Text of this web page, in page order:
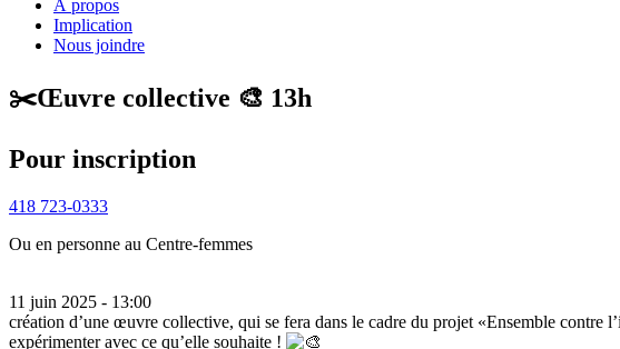
À propos
Implication
Nous joindre
✂️Œuvre collective 🎨 13h
Pour inscription
418 723-0333
Ou en personne au Centre-femmes
11 juin 2025 - 13:00
création d’une œuvre collective, qui se fera dans le cadre du projet «Ensemble
expérimenter avec ce qu’elle souhaite !